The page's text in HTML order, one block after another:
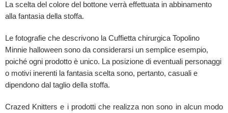
La scelta del colore del bottone verrà effettuata in abbinamento
alla fantasia della stoffa.
Le fotografie che descrivono la Cuffietta chirurgica Topolino
Minnie halloween sono da considerarsi un semplice esempio,
poiché ogni prodotto è unico. La posizione di eventuali personaggi
o motivi inerenti la fantasia scelta sono, pertanto, casuali e
dipendono dal taglio della stoffa.
Crazed Knitters e i prodotti che realizza non sono in alcun modo